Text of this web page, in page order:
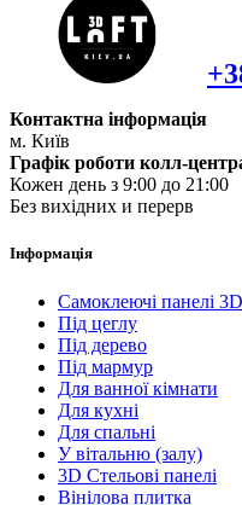
Контактна інформація
м. Київ
Графік роботи колл-
Кожен день з 9:00 до 21:00
Без вихідних и перерв
Інформація
Самоклеючі панелі 3D
Під цеглу
Під дерево
Під мармур
Для ванної кімнати
Для кухні
Для спальні
У вітальню (залу)
3D Стельові панелі
Вінілова плитка